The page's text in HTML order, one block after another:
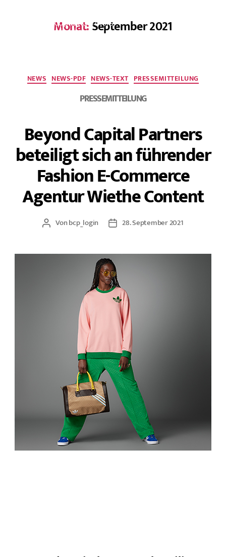
Monat:September 2021
NEWS NEWS-PDF NEWS-TEXT PRESSEMITTEILUNG
PRESSEMITTEILUNG
Beyond Capital Partners
beteiligt sich an führender
Fashion E-Commerce
Agentur Wiethe Content
Vonbcp_login 28. September 2021